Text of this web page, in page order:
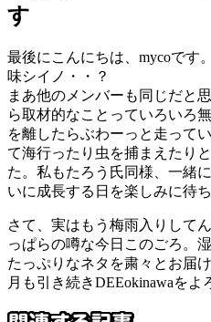
す
最後にこんにちは、mycoです
味シイノ・・？
まあ他のメンバーも同じだと
ら取材的なことっていろいろ
を離したらぶわーっと走って
て海行ったり虫を捕まえたり
た。私もたろう氏同様、一緒
いに成長する日を楽しみに待
さて、実はもう梅雨入りして
っぱらの噂な今日このごろ。
たっぷりなネタを粛々とお届
月も引き続きDEEokinawaをよ